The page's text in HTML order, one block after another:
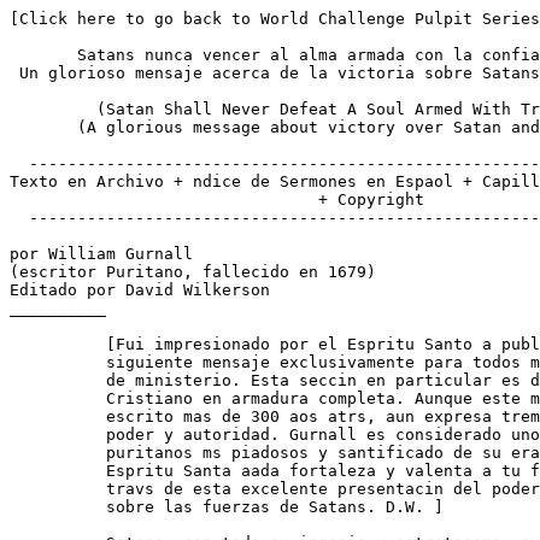
[Click here to go back to World Challenge Pulpit Series multilingual site]

       Satans nunca vencer al alma armada con la confianza en Dios
 Un glorioso mensaje acerca de la victoria sobre Satans y las tentaciones

         (Satan Shall Never Defeat A Soul Armed With Trust In God)
       (A glorious message about victory over Satan and temptations)

  ------------------------------------------------------------------------
Texto en Archivo + ndice de Sermones en Espaol + Capilla + Subscripciones
                                + Copyright
  ------------------------------------------------------------------------

por William Gurnall
(escritor Puritano, fallecido en 1679)
Editado por David Wilkerson
__________

          [Fui impresionado por el Espritu Santo a publicar el
          siguiente mensaje exclusivamente para todos mis amigos
          de ministerio. Esta seccin en particular es del libro
          Cristiano en armadura completa. Aunque este mensaje fue
          escrito mas de 300 aos atrs, aun expresa tremendo
          poder y autoridad. Gurnall es considerado uno de los
          puritanos ms piadosos y santificado de su era. Que el
          Espritu Santa aada fortaleza y valenta a tu fe a
          travs de esta excelente presentacin del poder de Dios
          sobre las fuerzas de Satans. D.W. ]

          Satans, con todo su ingenio y estratagema, nunca podr
          vencer a un alma armada con la gracia verdadera. Por el
          contrario, aquel que se viste con esta armadura de Dios
          vencer a Satans. Mira la Palabra; no encontraras a un
          santo que ha sido cernido y abaleado por este enemigo
          que no haya salido con una victoria honorable. Nuestros
          ejemplos son David, Job, Pedro y Pablo quienes fueron
          los ms probados que cualquier otro en la historia. Y a
          menos que alguno atribuya su victoria a la fortaleza de
          su gracia inherente, la gloria de sus victorias es
          atribuible a Dios, en quien los dbiles son tan fuertes
          como los ms fuertes. Estas son dos razones por las
          cuales el cristiano que parece sobrepasar las
          expectativas es aun tan invencible (2 Cor. 12:9;
          Santiago 5:11).

          Primero: la maldicin que esta sobre Satans y su
          causa. La maldicin de Dios estalla dondequiera que
          llega. Los cananitas con sus naciones vecinas fueron
          pan para Israel, aunque ellos eran famosos para la
          guerra. Por qu? Eran naciones maldecidas. Los
          egipcios eran un pueblo astuto. Vamos a tratar
          sabiamente, ellos dijeron. Aun as estando maldecidos
          por Dios, esto quedaba como una espina en su corazn, y
          al final fue su ruina. De hecho, cuando los israelitas
          mismos, quienes llevan la insignia del pacto de Dios en
          su carne, por sus pecados se convirtieron en el pueblo
          maldecido por Dios, ellos fueron pisoteados como tierra
          bajo los pies de los asirios. Ahora hay una maldicin
          irrevocable la cual esta atada a Satans desde Gnesis
          3:14,15, Y Jehov Dios dijo a la serpiente: por cuanto
          esto hiciste, maldita sers Esto significaba
          literalmente la serpiente, sin embargo se refiere
          principalmente al diablo y su mundo serpentino
          espiritual. Ahora hay dos cosas en esa maldicin que
          puede consolar a los santos.

          La maldicin postra a Satans bajo sus pies. sobre tu
          pecho andars exactamente lo que fue prometido, que
          Dios sometera a Satans bajo nuestros pies. Ahora esta
          condicin postrada de Satans asegura a los creyentes
          que el diablo nunca levantara su cabeza, esto es, su
          pliza astuta, nunca ser ms alta que el taln del
          santo. El te puede hacer cojear, pero el no puede tomar
          tu vida; y esta magulladura la cual l aplica ser
          recompensada con la ruptura de su propia cabezala
          ruina total suya y de su causa.

          Aqu su alimento queda limitado y asignado. Satans no
          devorara a quien l quiere. La tierra es su alimento,
          el cual parece restringir su poder al maligno, quienes
          son de la tierra terrenal, solo polvo. Pero para
          aquellos quienes son de extraccin celestial, su gracia
          es reservada para alimento de Cristo, y sus almas con
          seguridad no sern pedazos en el diente del diablo.

          Segundo: Satans tienta no a quien quiere sino cuando a
          Dios le place. Encontramos que Cristo no fue dirigido
          por un espritu maligno al desierto para ser tentado,
          sino por el Espritu Santo (Mateo 4:1). Y el mismo
          Espritu Santo quien llevo a Cristo al campo de
          tentacin, lo saco en victoria. Por lo tanto, lo vemos
          entrando a Galilea en el poder del Espritu Santo,
          despus de haber rechazado a Satans (Lucas 4:14).
          Cuando Satans tienta a un santo, el tan solo esta
          sirviendo como mensajero de Dios. Pablo llamo su espina
          en la carne, el mensajero de Satans (2 Cor. 12:7),
          insinuando que el mensajero fue enviado de Dios a
          Pablo. El diablo nunca quiso hacerle tal servicio a
          Pablo, pero Dios lo enva a Pablo para lograr sus
          propios propsito. El diablo y sus instrumentos, ambos
          son instrumentos de Dios; por lo tanto deja que Dios
          empue a uno y trate al otro.

          Deja que el diablo escoja su camino. Dios es partido
          suyo con cualquier arma. Si el asalta a los santos con
          persecucin, como Seor de los ejrcitos, Dios se
          opondr a el. Si Satans obra con sutileza, Dios esta
          listo all, tambin. El diablo y todo su consejo no son
          ms que necios ante Dios. Mientras mas ingenio y arte
          en el pecado, peor; porque esta empleado contra un Dios
          lleno de sabidura que no puede ser burlado. Porque lo
          insensato de Dios es mas sabio que los hombres (1 Cor.
          1:25). Dios es ms sabio en un sermn dbil, que
          Satans en sus Ahitofeles y Sanbalats. Que frustra los
          pensamientos de los astutos (Job 5:12). Dios, al
          exhibir Su sabidura en persecucin de los enemigos de
          los santos, aade un dulce gozo a su esperada
          liberacin. Despus que el haba cazado a Faran y lo
          haba sacado de sus guaridas y escondites, el quebranto
          el cerebro de operacin de todo su complot y se lo
          sirvi a Su pueblo, como exposicin de Su sabidura y
          poder.

                      -------------------------------

                       Como Dios se burla del diablo.

                      -------------------------------

          Pero, Cmo es que Dios vence a Satans y burla su
          estrategia cuando tienta a Sus santos? Cumpliendo Sus
          propios propsitos para el bien y consuelo de su pueblo
          de esas mismas tentaciones con las cuales Satans
          disea su ruina. Esta es la conquista ms noble, azotar
          al diablo con su propia arma hasta herir su propia
          cabeza  de hecho, cortrsela con la misma espada del
          diablo! Por lo tanto, Dios pone, como quien dice, Sus
          propias ideas bajo las